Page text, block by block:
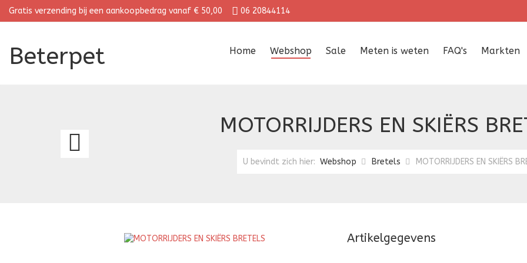
Gratis verzending bij een aankoopbedrag vanaf € 50,00 06 20844114
Beterpet Home Webshop Sale Meten is weten FAQ's Markten
MOTORRIJDERS EN SKIËRS
U bevindt zich hier: Webshop Bretels MOTORRIJDERS EN SKIËRS
Artikelgegevens